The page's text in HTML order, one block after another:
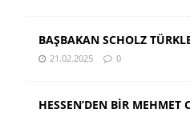
BAŞBAKAN SCHOLZ
21.02.2025 0
HESSEN’DEN BİR MEHMET